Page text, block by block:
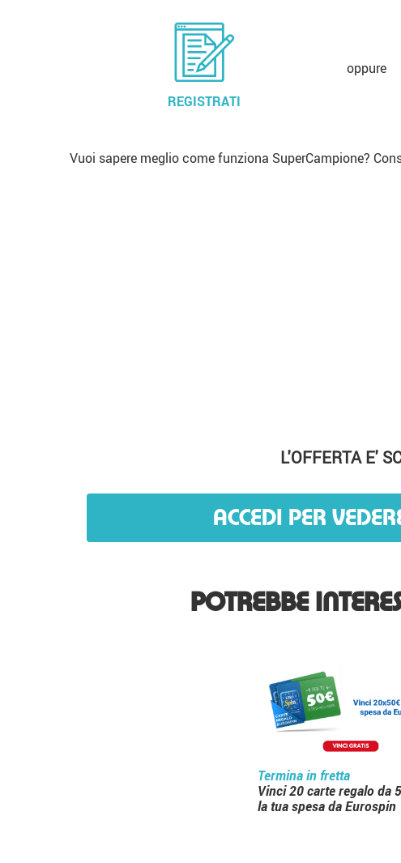
REGISTRATI
oppure
Vuoi sapere meglio come funziona SuperCampione?
L'OFFERTA E'
ACCEDI PER
POTREBBE
Termina in fretta
Vinci 20 carte regalo da
la tua spesa da Eurospin